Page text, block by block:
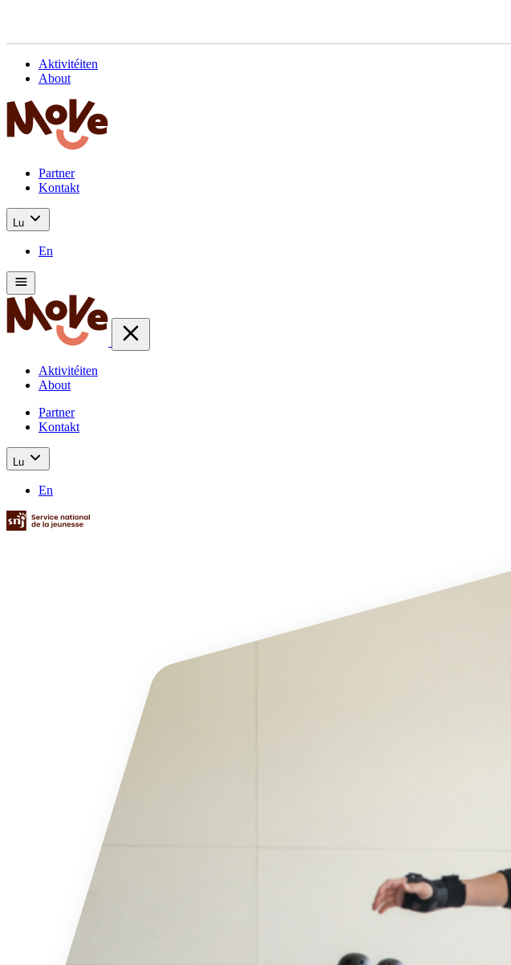
Aktivitéiten
About
Partner
Kontakt
Lu
En
Aktivitéiten
About
Partner
Kontakt
Lu
En